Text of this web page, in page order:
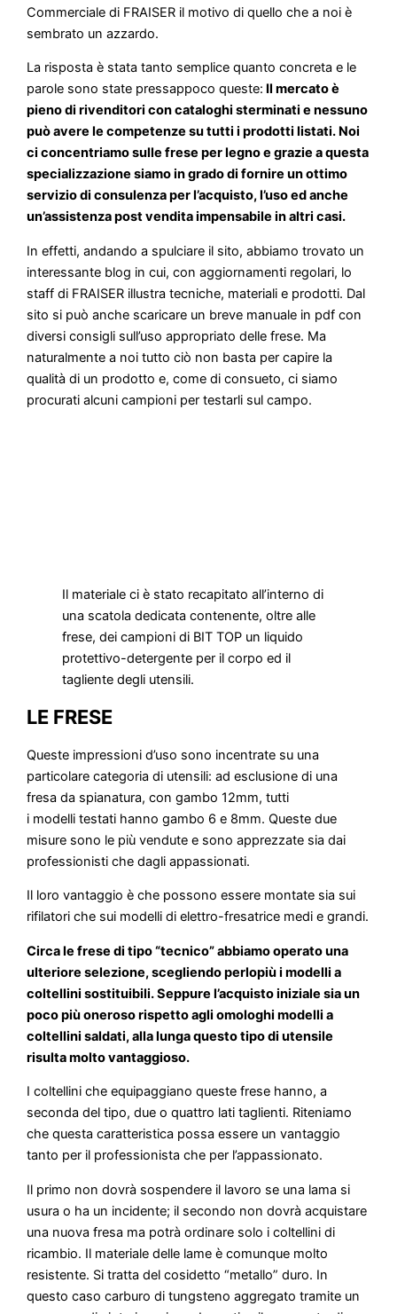
Commerciale di FRAISER il motivo di quello che a noi è
sembrato un azzardo.
La risposta è stata tanto semplice quanto concreta e le
parole sono state pressappoco queste: Il mercato è
pieno di rivenditori con cataloghi sterminati e nessuno
può avere le competenze su tutti i prodotti listati. Noi
ci concentriamo sulle frese per legno e grazie a questa
specializzazione siamo in grado di fornire un ottimo
servizio di consulenza per l’acquisto, l’uso ed anche
un’assistenza post vendita impensabile in altri casi.
In effetti, andando a spulciare il sito, abbiamo trovato un
interessante blog in cui, con aggiornamenti regolari, lo
staff di FRAISER illustra tecniche, materiali e prodotti. Dal
sito si può anche scaricare un breve manuale in pdf con
diversi consigli sull’uso appropriato delle frese. Ma
naturalmente a noi tutto ciò non basta per capire la
qualità di un prodotto e, come di consueto, ci siamo
procurati alcuni campioni per testarli sul campo.
Il materiale ci è stato recapitato all’interno di
una scatola dedicata contenente, oltre alle
frese, dei campioni di BIT TOP un liquido
protettivo-detergente per il corpo ed il
tagliente degli utensili.
LE FRESE
Queste impressioni d’uso sono incentrate su una
particolare categoria di utensili: ad esclusione di una
fresa da spianatura, con gambo 12mm, tutti
i modelli testati hanno gambo 6 e 8mm. Queste due
misure sono le più vendute e sono apprezzate sia dai
professionisti che dagli appassionati.
Il loro vantaggio è che possono essere montate sia sui
rifilatori che sui modelli di elettro-fresatrice medi e grandi.
Circa le frese di tipo “tecnico” abbiamo operato una
ulteriore selezione, scegliendo perlopiù i modelli a
coltellini sostituibili. Seppure l’acquisto iniziale sia un
poco più oneroso rispetto agli omologhi modelli a
coltellini saldati, alla lunga questo tipo di utensile
risulta molto vantaggioso.
I coltellini che equipaggiano queste frese hanno, a
seconda del tipo, due o quattro lati taglienti. Riteniamo
che questa caratteristica possa essere un vantaggio
tanto per il professionista che per l’appassionato.
Il primo non dovrà sospendere il lavoro se una lama si
usura o ha un incidente; il secondo non dovrà acquistare
una nuova fresa ma potrà ordinare solo i coltellini di
ricambio. Il materiale delle lame è comunque molto
resistente. Si tratta del cosidetto “metallo” duro. In
questo caso carburo di tungsteno aggregato tramite un